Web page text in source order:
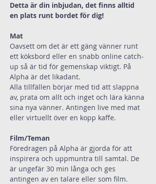
Detta är din inbjudan, det finns alltid
en plats runt bordet för dig!
Mat
Oavsett om det är ett gäng vänner runt
ett köksbord eller en snabb online catch-
up så är tid för gemenskap viktigt. På
Alpha är det likadant.
Alla tillfällen börjar med tid att slappna
av, prata om allt och inget och lära känna
sina nya vänner. Antingen live med mat
eller virtuellt över en kopp kaffe.
Film/Teman
Föredragen på Alpha är gjorda för att
inspirera och uppmuntra till samtal. De
är ungefär 30 min långa och ges
antingen av en talare eller som film.